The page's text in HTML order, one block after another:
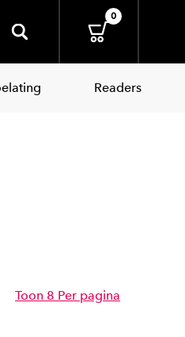
0
Readers
Toon 8 Per pagina